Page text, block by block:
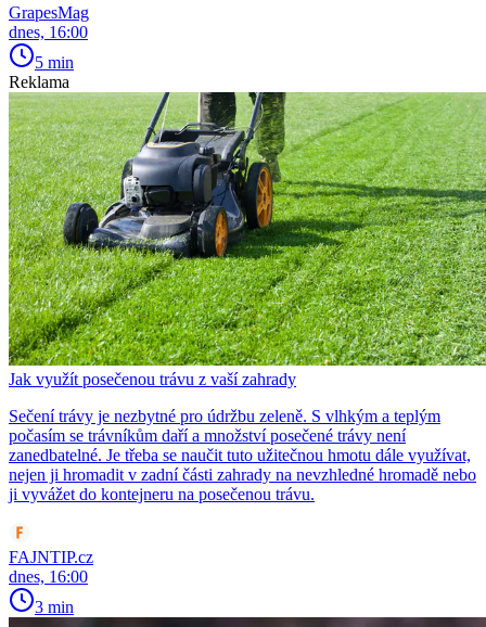
GrapesMag
dnes, 16:00
5 min
Reklama
Jak využít posečenou trávu z vaší zahrady
Sečení trávy je nezbytné pro údržbu zeleně. S vlhkým a teplým
počasím se trávníkům daří a množství posečené trávy není
zanedbatelné. Je třeba se naučit tuto užitečnou hmotu dále využívat,
nejen ji hromadit v zadní části zahrady na nevzhledné hromadě nebo
ji vyvážet do kontejneru na posečenou trávu.
FAJNTIP.cz
dnes, 16:00
3 min